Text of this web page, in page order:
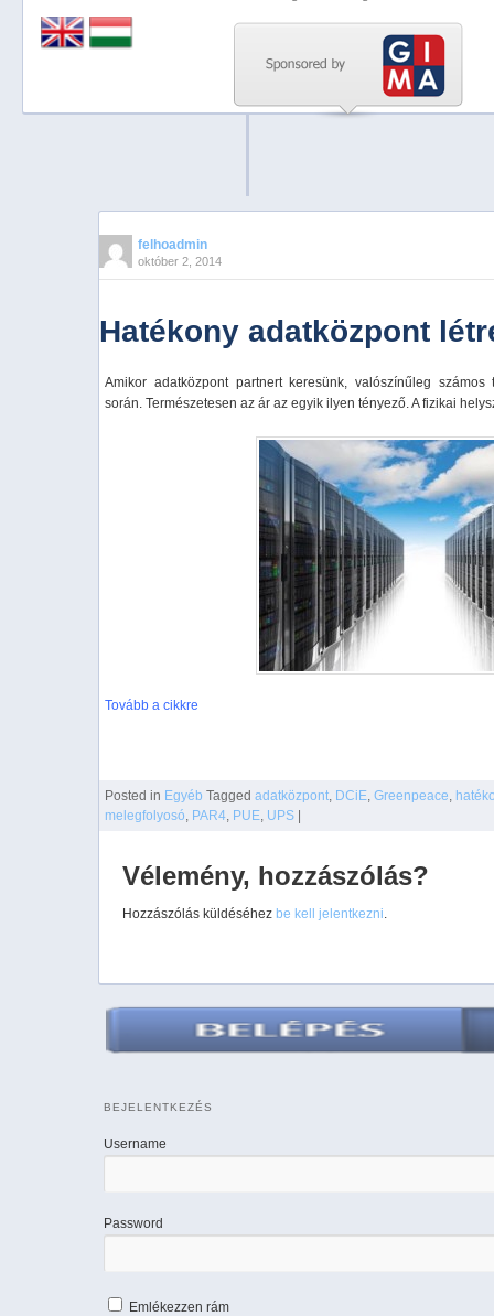
felhoadmin
október 2, 2014
Hatékony adatközpont
Amikor adatközpont partnert keresünk, valószínűleg
során. Természetesen az ár az egyik ilyen tényező. A fizikai
Tovább a cikkre
Posted in Egyéb Tagged adatközpont, DCiE, Greenpeace,
melegfolyosó, PAR4, PUE, UPS
Vélemény, hozzászólás?
Hozzászólás küldéséhez be kell jelentkezni.
BEJELENTKEZÉS
Username
Password
Emlékezzen rám